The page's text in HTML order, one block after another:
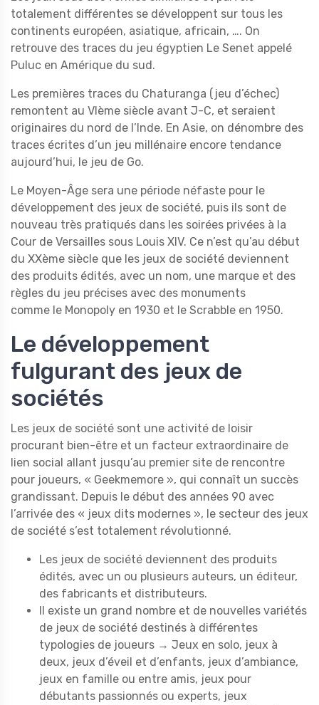
totalement différentes se développent sur tous les
continents européen, asiatique, africain, …. On
retrouve des traces du jeu égyptien Le Senet appelé
Puluc en Amérique du sud.
Les premières traces du Chaturanga (jeu d’échec)
remontent au VIème siècle avant J-C, et seraient
originaires du nord de l’Inde. En Asie, on dénombre des
traces écrites d’un jeu millénaire encore tendance
aujourd’hui, le jeu de Go.
Le Moyen-Âge sera une période néfaste pour le
développement des jeux de société, puis ils sont de
nouveau très pratiqués dans les soirées privées à la
Cour de Versailles sous Louis XIV. Ce n’est qu’au début
du XXème siècle que les jeux de société deviennent
des produits édités, avec un nom, une marque et des
règles du jeu précises avec des monuments
comme le Monopoly en 1930 et le Scrabble en 1950.
Le développement
fulgurant des jeux de
sociétés
Les jeux de société sont une activité de loisir
procurant bien-être et un facteur extraordinaire de
lien social allant jusqu’au premier site de rencontre
pour joueurs, « Geekmemore », qui connaît un succès
grandissant. Depuis le début des années 90 avec
l’arrivée des « jeux dits modernes », le secteur des jeux
de société s’est totalement révolutionné.
Les jeux de société deviennent des produits
édités, avec un ou plusieurs auteurs, un éditeur,
des fabricants et distributeurs.
Il existe un grand nombre et de nouvelles variétés
de jeux de société destinés à différentes
typologies de joueurs → Jeux en solo, jeux à
deux, jeux d’éveil et d’enfants, jeux d’ambiance,
jeux en famille ou entre amis, jeux pour
débutants passionnés ou experts, jeux